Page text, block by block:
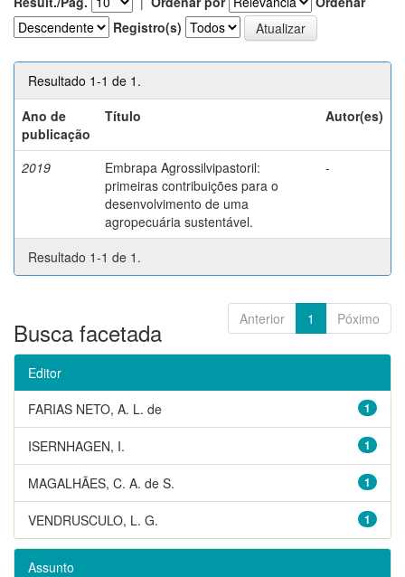
Registro(s)
Resultado 1-1 de 1.
Ano de
publicação
Título Autor(es)
2019
Embrapa Agrossilvipastoril:
primeiras contribuições para o
desenvolvimento de uma
agropecuária sustentável.
-
Resultado 1-1 de 1.
Anterior 1 Póximo
Busca facetada
Editor
1
FARIAS NETO, A. L. de
1
ISERNHAGEN, I.
1
MAGALHÃES, C. A. de S.
1
VENDRUSCULO, L. G.
Assunto